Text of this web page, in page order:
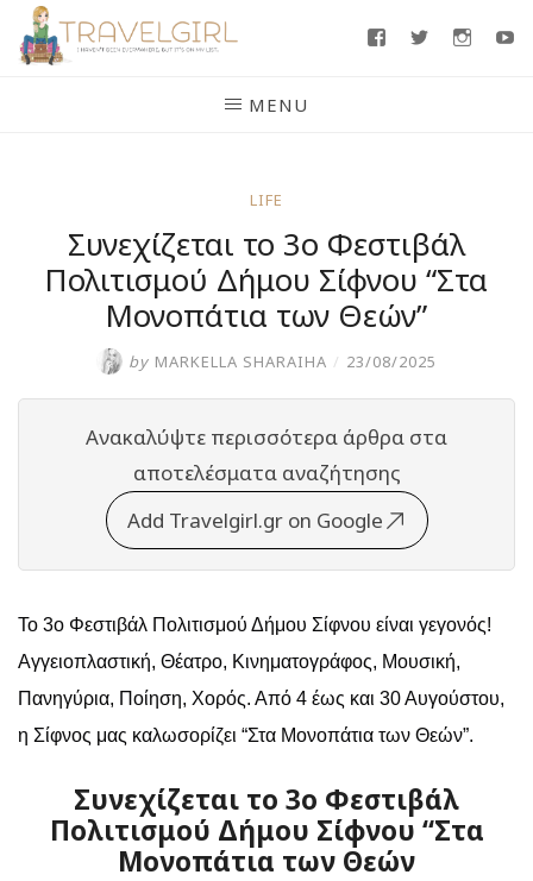
Skip
FacebookTwitter
MENU
LIFE
Συνεχίζεται το 3ο Φεστιβάλ
Πολιτισμού Δήμου Σίφνου “Στα
Μονοπάτια των Θεών”
by MARKELLA SHARAIHA / 23/08/2025
Ανακαλύψτε περισσότερα άρθρα στα
αποτελέσματα αναζήτησης
Add Travelgirl.gr on Google
To 3ο Φεστιβάλ Πολιτισμού Δήμου Σίφνου είναι γεγονός!
Αγγειοπλαστική, Θέατρο, Κινηματογράφος, Μουσική,
Πανηγύρια, Ποίηση, Χορός. Από 4 έως και 30 Αυγούστου,
η Σίφνος μας καλωσορίζει “Στα Μονοπάτια των Θεών”.
Συνεχίζεται το 3ο Φεστιβάλ
Πολιτισμού Δήμου Σίφνου “Στα
Μονοπάτια των Θεών